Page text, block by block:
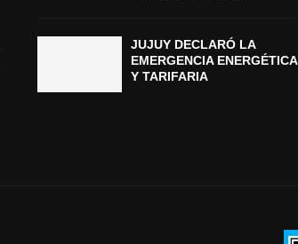
JUJUY DECLARÓ LA
EMERGENCIA ENERGÉTICA
Y TARIFARIA